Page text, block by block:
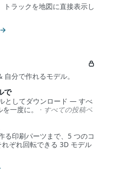
トラックを地図に直接表示し
→
分で作れるモデル。
で
としてダウンロード — すべ
一度に。
· すべての投稿ペ
る印刷パーツまで、5 つのコ
ぞれ回転できる 3D モデル